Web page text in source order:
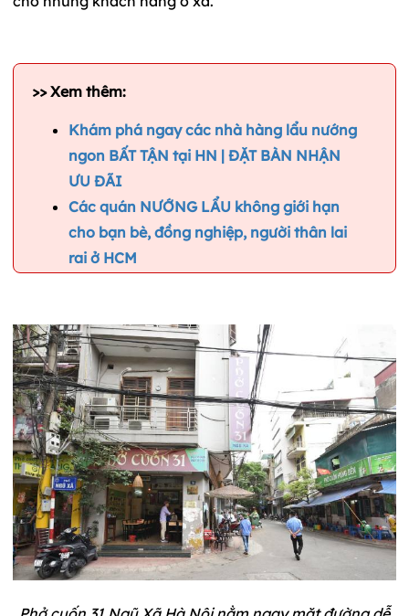
>> Xem thêm:
Khám phá ngay các nhà hàng lẩu nướng
ngon BẤT TẬN tại HN | ĐẶT BÀN NHẬN
ƯU ĐÃI
Các quán NƯỚNG LẨU không giới hạn
cho bạn bè, đồng nghiệp, người thân lai
rai ở HCM